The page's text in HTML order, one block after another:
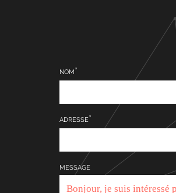
NOM
ADRESSE
MESSAGE